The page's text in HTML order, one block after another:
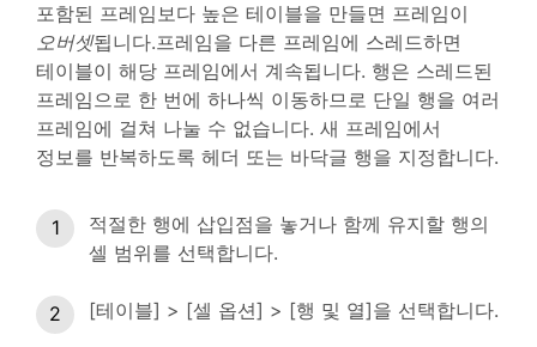
포함된 프레임보다 높은 테이블을 만들면 프레임이
오버셋됩니다.프레임을 다른 프레임에 스레드하면
테이블이 해당 프레임에서 계속됩니다. 행은 스레드된
프레임으로 한 번에 하나씩 이동하므로 단일 행을 여러
프레임에 걸쳐 나눌 수 없습니다. 새 프레임에서
정보를 반복하도록 헤더 또는 바닥글 행을 지정합니다.
적절한 행에 삽입점을 놓거나 함께 유지할 행의
셀 범위를 선택합니다.
[테이블] > [셀 옵션] > [행 및 열]을 선택합니다.